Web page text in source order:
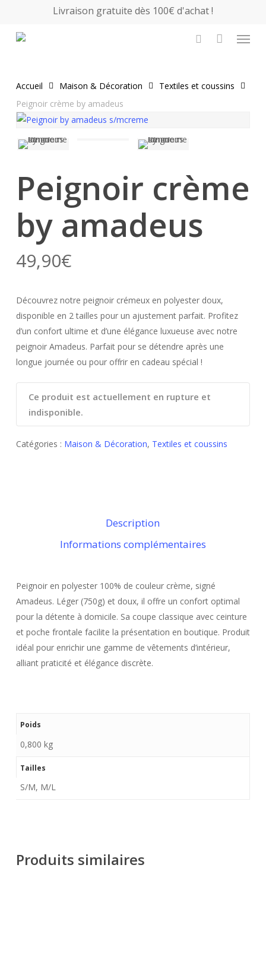
main
Livraison gratuite dès 100€ d'achat !
Menu
Cart
Accueil Maison & Décoration
Textiles et coussins
Peignoir crème by amadeus
Peignoir crème
by amadeus
49,90€
Découvrez notre peignoir crémeux en polyester doux,
disponible en 2 tailles pour un ajustement parfait. Profitez
d’un confort ultime et d’une élégance luxueuse avec notre
peignoir Amadeus. Parfait pour se détendre après une
longue journée ou pour offrir en cadeau spécial !
Ce produit est actuellement en rupture et
indisponible.
Catégories : Maison & Décoration, Textiles et coussins
Description
Informations complémentaires
Peignoir en polyester 100% de couleur crème, signé
Amadeus. Léger (750g) et doux, il offre un confort optimal
pour la détente à domicile. Sa coupe classique avec ceinture
et poche frontale facilite la présentation en boutique. Produit
idéal pour enrichir une gamme de vêtements d’intérieur,
alliant praticité et élégance discrète.
Poids
0,800 kg
Tailles
S/M, M/L
Produits similaires